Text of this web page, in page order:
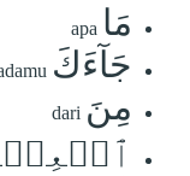
مَا apa
جَآءَكَ
مِنَ dari